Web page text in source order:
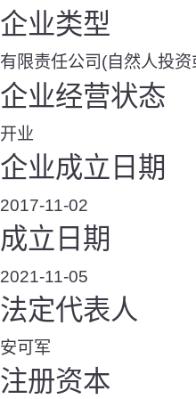
企业类型
有限责任公司(自然人投资
企业经营状态
开业
企业成立日期
2017-11-02
成立日期
2021-11-05
法定代表人
安可军
注册资本